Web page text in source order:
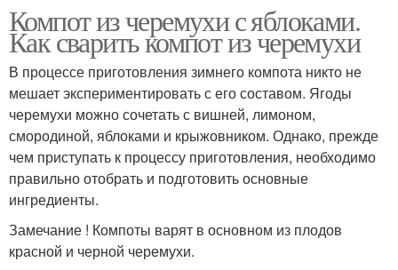
Компот из черемухи с яблоками.
Как сварить компот из черемухи
В процессе приготовления зимнего компота никто не
мешает экспериментировать с его составом. Ягоды
черемухи можно сочетать с вишней, лимоном,
смородиной, яблоками и крыжовником. Однако, прежде
чем приступать к процессу приготовления, необходимо
правильно отобрать и подготовить основные
ингредиенты.
Замечание ! Компоты варят в основном из плодов
красной и черной черемухи.